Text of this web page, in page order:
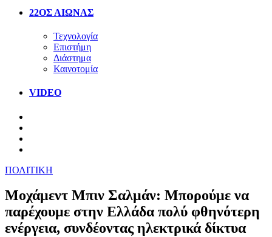
22ΟΣ ΑΙΩΝΑΣ
Τεχνολογία
Επιστήμη
Διάστημα
Καινοτομία
VIDEO
ΠΟΛΙΤΙΚΗ
Μοχάμεντ Μπιν Σαλμάν: Μπορούμε να
παρέχουμε στην Ελλάδα πολύ φθηνότερη
ενέργεια, συνδέοντας ηλεκτρικά δίκτυα